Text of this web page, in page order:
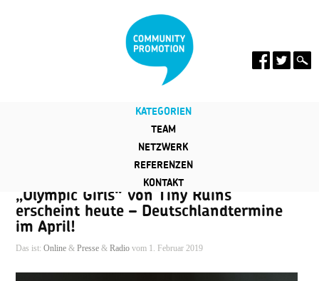
KATEGORIEN
TEAM
NETZWERK
REFERENZEN
KONTAKT
„Olympic Girls“ von Tiny Ruins
erscheint heute – Deutschlandtermine
im April!
Das ist: Online& Presse& Radiovom 1. Februar 2019